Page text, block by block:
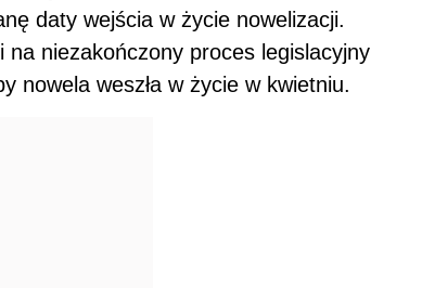
daty wejścia w życie nowelizacji.
na niezakończony proces legislacyjny
nowela weszła w życie w kwietniu.